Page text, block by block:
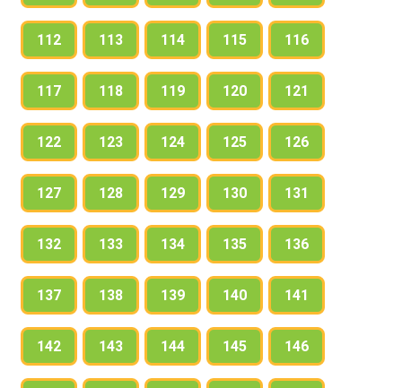
112 113 114 115 116
117 118 119 120 121
122 123 124 125 126
127 128 129 130 131
132 133 134 135 136
137 138 139 140 141
142 143 144 145 146